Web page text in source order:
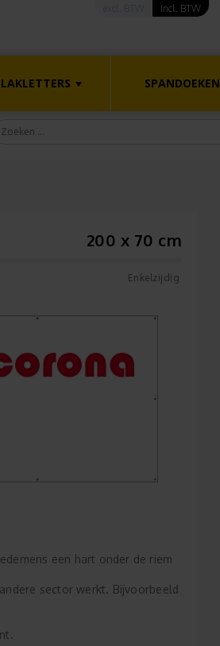
SPANDOEKEN
Incl. BTW
200 x 70 cm
Enkelzijdig
een hart onder de riem
sector werkt. Bijvoorbeeld